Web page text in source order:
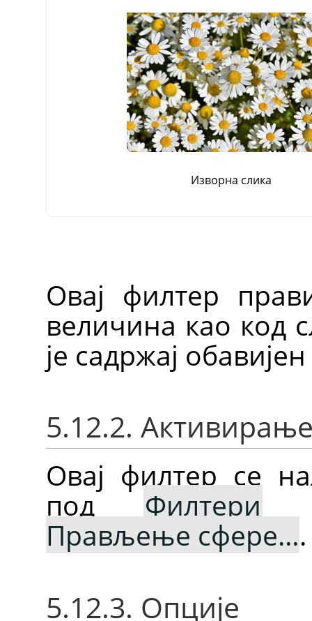
Изворна слика
Овај филтер
величина као код
је садржај
5.12.2.
Овај филтер се
под Филтери
Прављење сфере….
5.12.3. Опције